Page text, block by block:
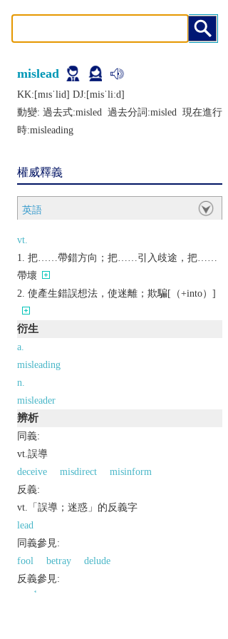
mislead
KK:[mɪsˈlid] DJ:[misˈliːd]
動變: 過去式:misled 過去分詞:misled 現在進行
時:misleading
權威釋義
英語
vt.
把……帶錯方向；把……引入歧途，把……
帶壞
使產生錯誤想法，使迷離；欺騙[（+into）]
衍生
a.
misleading
n.
misleader
辨析
同義:
vt.誤導
deceive
misdirect
misinform
反義:
vt.「誤導；迷惑」的反義字
lead
同義參見:
fool
betray
delude
反義參見:
1